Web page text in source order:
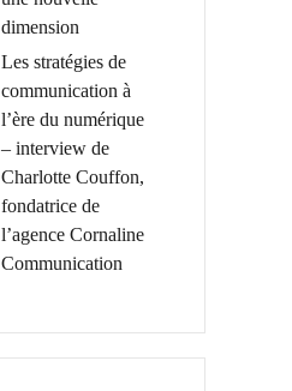
dimension
Les stratégies de
communication à
l’ère du numérique
– interview de
Charlotte Couffon,
fondatrice de
l’agence Cornaline
Communication